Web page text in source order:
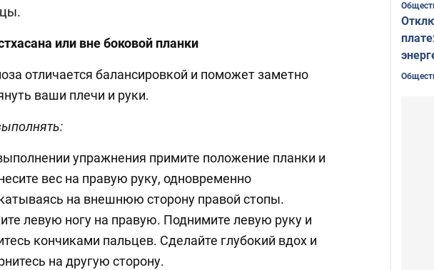
или вне боковой планки
отличается балансировкой и поможет заметно
ваши плечи и руки.
упражнения примите положение планки и
вес на правую руку, одновременно
на внешнюю сторону правой стопы.
левую ногу на правую. Поднимите левую руку и
кончиками пальцев. Сделайте глубокий вдох и
на другую сторону.